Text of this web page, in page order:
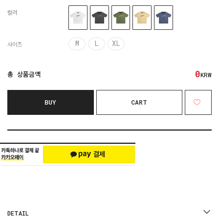
컬러
사이즈 M L XL
총 상품금액 0KRW
BUY CART
DETAIL